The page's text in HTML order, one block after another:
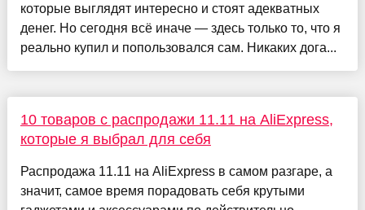
которые выглядят интересно и стоят адекватных
денег. Но сегодня всё иначе — здесь только то, что я
реально купил и попользовался сам. Никаких дога...
10 товаров с распродажи 11.11 на AliExpress,
которые я выбрал для себя
Распродажа 11.11 на AliExpress в самом разгаре, а
значит, самое время порадовать себя крутыми